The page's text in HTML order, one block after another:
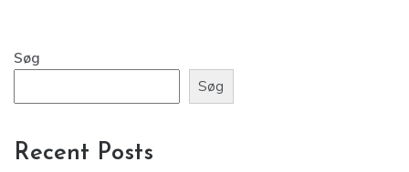
Søg
Søg
Recent Posts